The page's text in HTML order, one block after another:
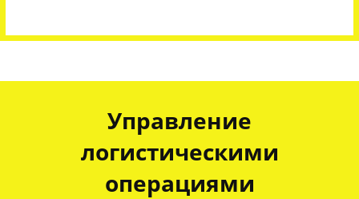
Управление
логистическими
операциями